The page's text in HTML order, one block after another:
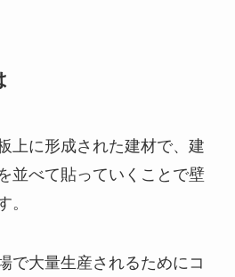
上に形成された建材で、建
並べて貼っていくことで壁
。
で大量生産されるためにコ